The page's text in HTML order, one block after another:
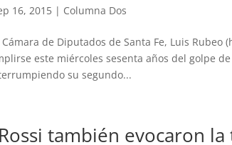
16, 2015 | Columna Dos
de Diputados de Santa Fe, Luis Rubeo
este miércoles sesenta años del golpe
su segundo...
también evocaron